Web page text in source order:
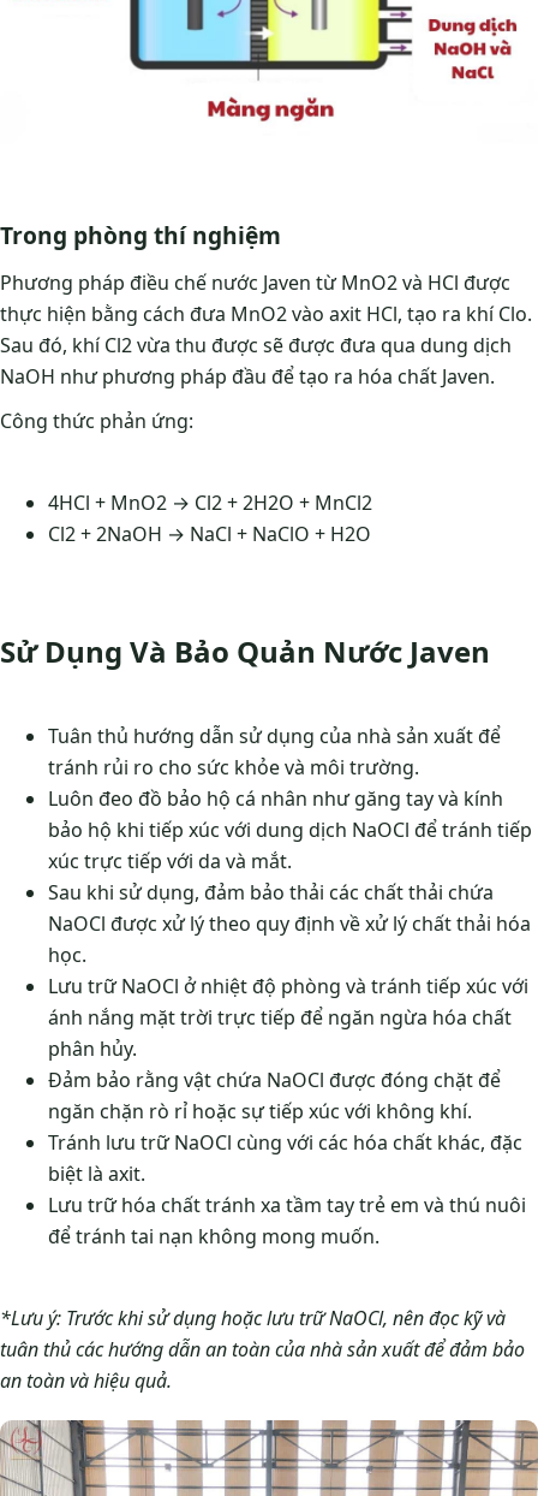
Trong phòng thí nghiệm
Phương pháp điều chế nước Javen từ MnO2 và HCl được
thực hiện bằng cách đưa MnO2 vào axit HCl, tạo ra khí Clo.
Sau đó, khí Cl2 vừa thu được sẽ được đưa qua dung dịch
NaOH như phương pháp đầu để tạo ra hóa chất Javen.
Công thức phản ứng:
4HCl + MnO2 → Cl2 + 2H2O + MnCl2
Cl2 + 2NaOH → NaCl + NaClO + H2O
Sử Dụng Và Bảo Quản Nước Javen
Tuân thủ hướng dẫn sử dụng của nhà sản xuất để
tránh rủi ro cho sức khỏe và môi trường.
Luôn đeo đồ bảo hộ cá nhân như găng tay và kính
bảo hộ khi tiếp xúc với dung dịch NaOCl để tránh tiếp
xúc trực tiếp với da và mắt.
Sau khi sử dụng, đảm bảo thải các chất thải chứa
NaOCl được xử lý theo quy định về xử lý chất thải hóa
học.
Lưu trữ NaOCl ở nhiệt độ phòng và tránh tiếp xúc với
ánh nắng mặt trời trực tiếp để ngăn ngừa hóa chất
phân hủy.
Đảm bảo rằng vật chứa NaOCl được đóng chặt để
ngăn chặn rò rỉ hoặc sự tiếp xúc với không khí.
Tránh lưu trữ NaOCl cùng với các hóa chất khác, đặc
biệt là axit.
Lưu trữ hóa chất tránh xa tầm tay trẻ em và thú nuôi
để tránh tai nạn không mong muốn.
*Lưu ý: Trước khi sử dụng hoặc lưu trữ NaOCl, nên đọc kỹ và
tuân thủ các hướng dẫn an toàn của nhà sản xuất để đảm bảo
an toàn và hiệu quả.